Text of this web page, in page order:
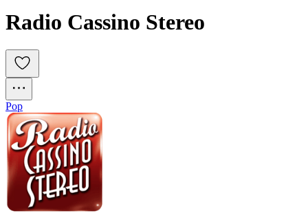
Radio Cassino Stereo
Pop